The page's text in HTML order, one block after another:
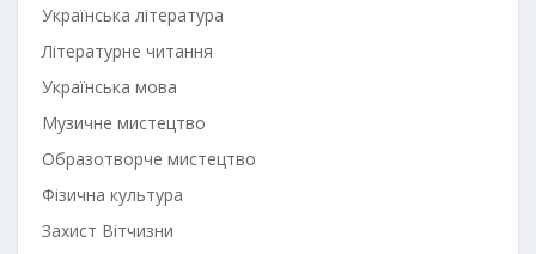
Українська література
Літературне читання
Українська мова
Музичне мистецтво
Образотворче мистецтво
Фізична культура
Захист Вітчизни